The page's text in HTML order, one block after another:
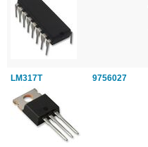
LM317T 9756027